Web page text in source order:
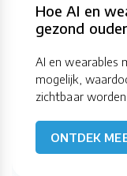
Hoe AI en
gezond
AI en wearables
mogelijk,
zichtbaar
ONTDEK